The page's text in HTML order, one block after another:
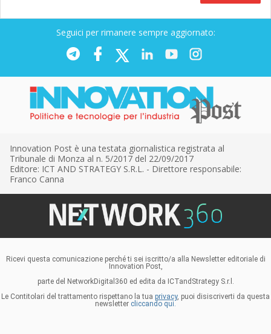
Seguici per rimanere sempre aggiornato:
Innovation Post è una testata giornalistica registrata al
Tribunale di Monza al n. 5/2017 del 22/09/2017
Editore: ICT AND STRATEGY S.R.L. - Direttore responsabile:
Franco Canna
Ricevi questa comunicazione perché ti sei iscritto/a alla Newsletter editoriale di
Innovation Post,
parte del NetworkDigital360 ed edita da ICTandStrategy S.r.l.
Le Contitolari del trattamento rispettano la tua privacy, puoi disiscriverti da questa
newsletter cliccando qui.